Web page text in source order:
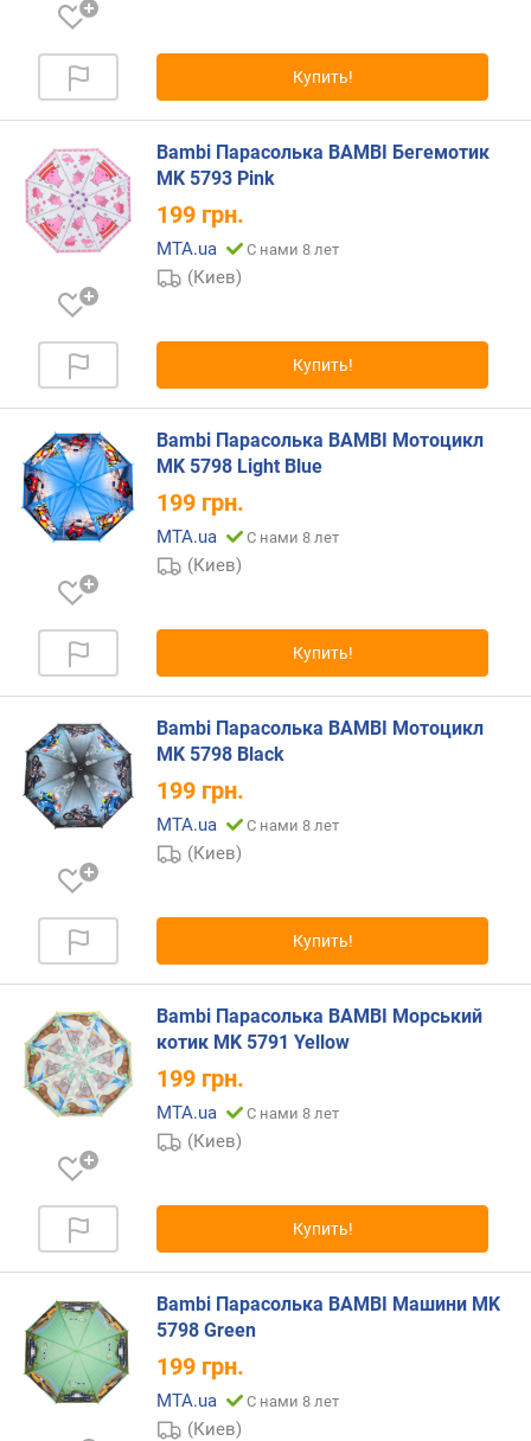
о
з
ы
а
м
п
д
а
т
д
о
б
а
в
л
е
и
о
л
и
ч
т
в
п
р
е
д
л
о
ж
н
й
и
а
м
е
т
Купить!
Bambi Парасолька BAMBI Бегемотик
MK 5793 Pink
199 грн.
MTA.ua С нами 8 лет
(Киев)
Купить!
Bambi Парасолька BAMBI Мотоцикл
MK 5798 Light Blue
199 грн.
MTA.ua С нами 8 лет
(Киев)
Купить!
Bambi Парасолька BAMBI Мотоцикл
MK 5798 Black
199 грн.
MTA.ua С нами 8 лет
(Киев)
Купить!
Bambi Парасолька BAMBI Морський
котик MK 5791 Yellow
199 грн.
MTA.ua С нами 8 лет
(Киев)
Купить!
Bambi Парасолька BAMBI Машини MK
5798 Green
199 грн.
MTA.ua С нами 8 лет
(Киев)